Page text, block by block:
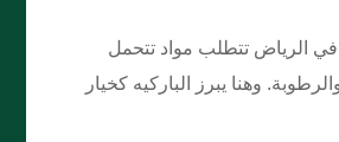
في الرياض تتطلب مواد تتحمل
وهنا يبرز الباركيه كخيار